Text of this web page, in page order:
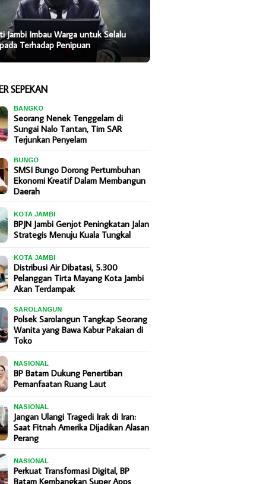
Jambi Imbau Warga untuk Selalu
Terhadap Penipuan
SEPEKAN
BANGKO
Seorang Nenek Tenggelam di
Sungai Nalo Tantan, Tim SAR
Terjunkan Penyelam
BUNGO
SMSI Bungo Dorong Pertumbuhan
Ekonomi Kreatif Dalam Membangun
Daerah
KOTA JAMBI
BPJN Jambi Genjot Peningkatan Jalan
Strategis Menuju Kuala Tungkal
KOTA JAMBI
Distribusi Air Dibatasi, 5.300
Pelanggan Tirta Mayang Kota Jambi
Akan Terdampak
SAROLANGUN
Polsek Sarolangun Tangkap Seorang
Wanita yang Bawa Kabur Pakaian di
Toko
NASIONAL
BP Batam Dukung Penertiban
Pemanfaatan Ruang Laut
NASIONAL
Jangan Ulangi Tragedi Irak di Iran:
Saat Fitnah Amerika Dijadikan Alasan
Perang
NASIONAL
Perkuat Transformasi Digital, BP
Batam Kembangkan Super Apps